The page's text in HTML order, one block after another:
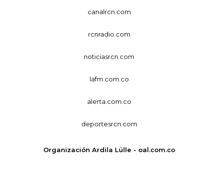
canalrcn.com
rcnradio.com
noticiasrcn.com
lafm.com.co
alerta.com.co
deportesrcn.com
Organización Ardila Lülle - oal.com.co